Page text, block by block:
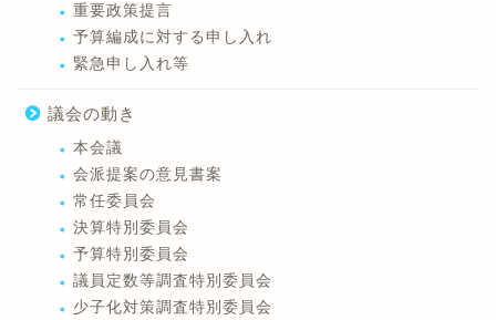
重要政策提言
予算編成に対する申し入れ
緊急申し入れ等
議会の動き
本会議
会派提案の意見書案
常任委員会
決算特別委員会
予算特別委員会
議員定数等調査特別委員会
少子化対策調査特別委員会